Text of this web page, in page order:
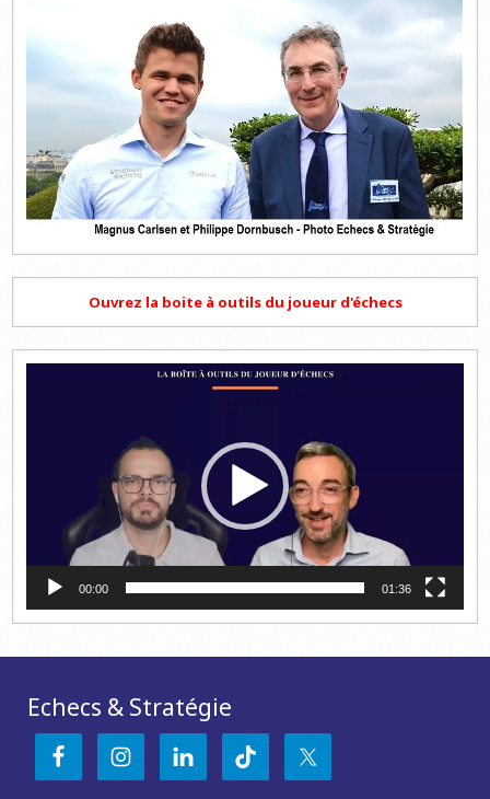
Ouvrez la boite à outils du joueur d'échecs
00:00 01:36
Echecs & Stratégie